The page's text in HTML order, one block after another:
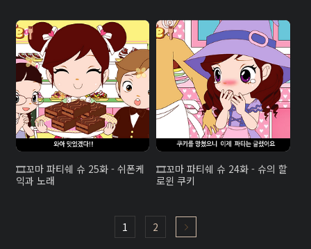
꼬마 파티쉐 슈 25화 - 쉬폰케
익과 노래
꼬마 파티쉐 슈 24화 - 슈의 할
로윈 쿠키
1 2